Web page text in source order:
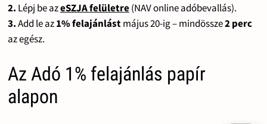
2. Lépj be azeSZJA felületre(NAV online adóbevallás).
3.Add le az1% felajánlástmájus 20-ig – mindössze2 perc
az egész.
Az Adó 1% felajánlás papír
alapon